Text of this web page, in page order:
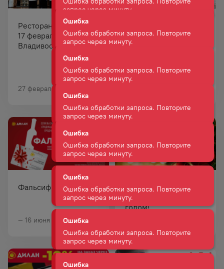
Ресторан "Синдикат"
17 февраля 2022
Владивосток
27 февраля 2022
заняла первое место
в ледовом
«Honor Vladivostok
Ice Run 2022»
Фальсификату нет!
— 16 июня 2022
Поздравляем вас с
наступающим Новым
годом!
запрос через минуту.
Ошибка
Ошибка обработки запроса. Повторите
запрос через минуту.
Ошибка
Ошибка обработки запроса. Повторите
Ошибка
Ошибка обработки запроса. Повторите
Ошибка
Ошибка обработки запроса. Повторите
запрос через минуту.
Ошибка
Ошибка обработки запроса. Повторите
запрос через минуту.